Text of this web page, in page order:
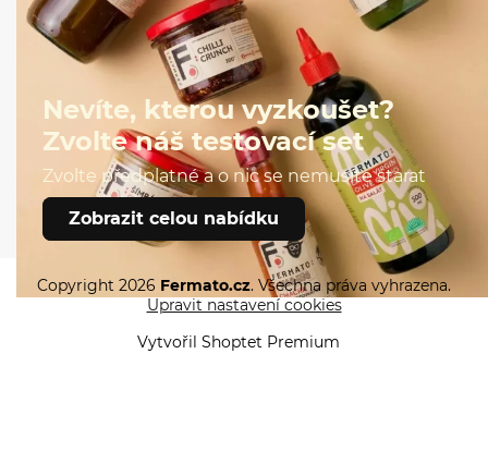
Nevíte, kterou vyzkoušet?
Zvolte náš testovací set
Zvolte předplatné a o nic se nemusíte starat
Zobrazit nabídku
Zobrazit celou nabídku
Vytvořil Shoptet Premium
Copyright 2026 Fermato.cz. Všechna práva vyhrazena.
Upravit nastavení cookies